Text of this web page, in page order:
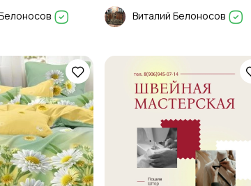
Виталий Белоносов